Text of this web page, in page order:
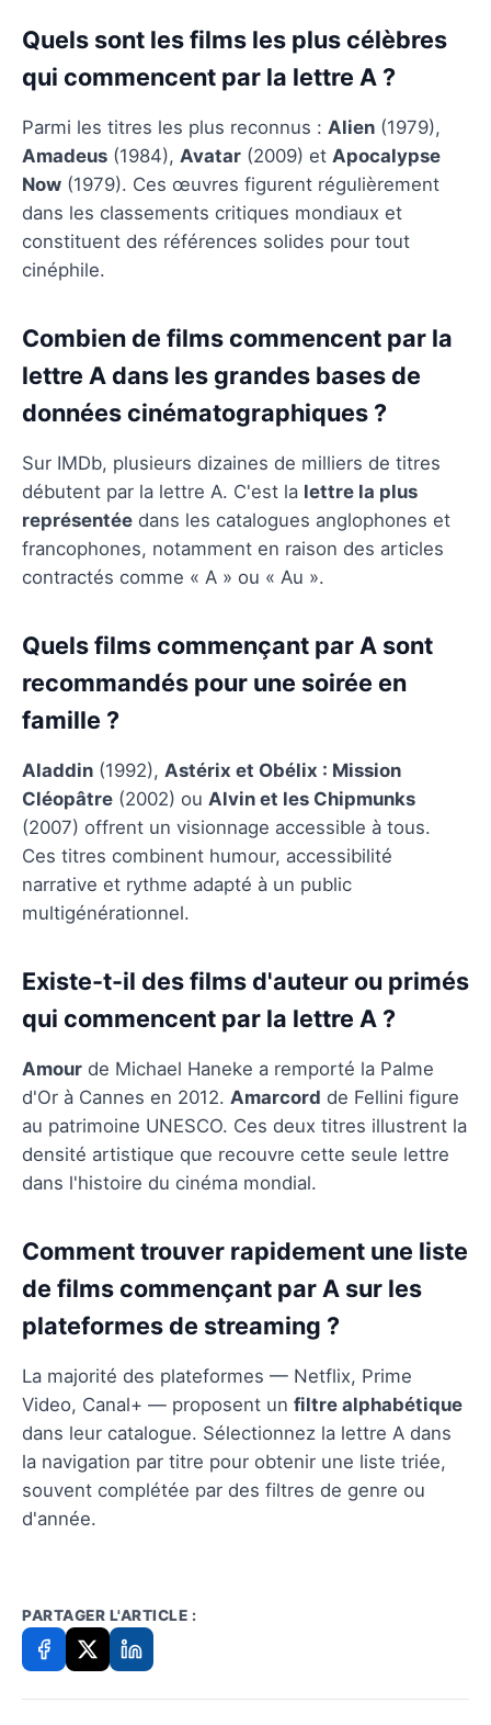
Quels sont les films les plus célèbres
qui commencent par la lettre A ?
Parmi les titres les plus reconnus : Alien (1979),
Amadeus (1984), Avatar (2009) et Apocalypse
Now (1979). Ces œuvres figurent régulièrement
dans les classements critiques mondiaux et
constituent des références solides pour tout
cinéphile.
Combien de films commencent par la
lettre A dans les grandes bases de
données cinématographiques ?
Sur IMDb, plusieurs dizaines de milliers de titres
débutent par la lettre A. C'est la lettre la plus
représentée dans les catalogues anglophones et
francophones, notamment en raison des articles
contractés comme « A » ou « Au ».
Quels films commençant par A sont
recommandés pour une soirée en
famille ?
Aladdin (1992), Astérix et Obélix : Mission
Cléopâtre (2002) ou Alvin et les Chipmunks
(2007) offrent un visionnage accessible à tous.
Ces titres combinent humour, accessibilité
narrative et rythme adapté à un public
multigénérationnel.
Existe-t-il des films d'auteur ou primés
qui commencent par la lettre A ?
Amour de Michael Haneke a remporté la Palme
d'Or à Cannes en 2012. Amarcord de Fellini figure
au patrimoine UNESCO. Ces deux titres illustrent la
densité artistique que recouvre cette seule lettre
dans l'histoire du cinéma mondial.
Comment trouver rapidement une liste
de films commençant par A sur les
plateformes de streaming ?
La majorité des plateformes — Netflix, Prime
Video, Canal+ — proposent un filtre alphabétique
dans leur catalogue. Sélectionnez la lettre A dans
la navigation par titre pour obtenir une liste triée,
souvent complétée par des filtres de genre ou
d'année.
PARTAGER L'ARTICLE :